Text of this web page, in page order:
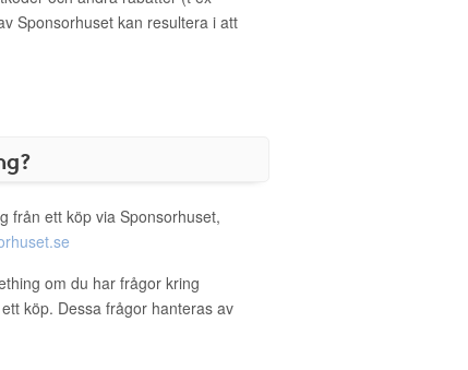
Sponsorhuset kan resultera i att
från ett köp via Sponsorhuset,
om du har frågor kring
köp. Dessa frågor hanteras av